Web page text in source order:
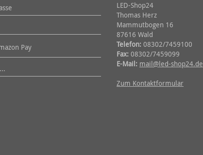
Pay
LED-Shop24
Thomas Herz
Mammutbogen 16
87616 Wald
Telefon: 08302/7459100
Fax: 08302/7459099
E-Mail: mail@led-shop24.de
Zum Kontaktformular